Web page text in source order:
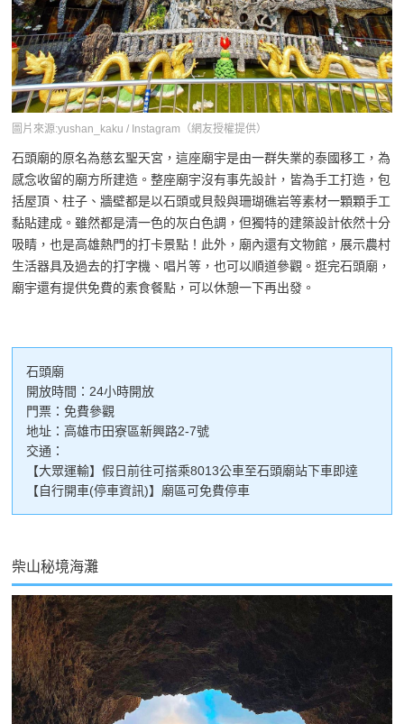
圖片來源:yushan_kaku / Instagram（網友授權提供）
石頭廟的原名為慈玄聖天宮，這座廟宇是由一群失業的泰國移工，為
感念收留的廟方所建造。整座廟宇沒有事先設計，皆為手工打造，包
括屋頂、柱子、牆壁都是以石頭或貝殼與珊瑚礁岩等素材一顆顆手工
黏貼建成。雖然都是清一色的灰白色調，但獨特的建築設計依然十分
吸睛，也是高雄熱門的打卡景點！此外，廟內還有文物館，展示農村
生活器具及過去的打字機、唱片等，也可以順道參觀。逛完石頭廟，
廟宇還有提供免費的素食餐點，可以休憩一下再出發。
石頭廟
開放時間：24小時開放
門票：免費參觀
地址：高雄市田寮區新興路2-7號
交通：
【大眾運輸】假日前往可搭乘8013公車至石頭廟站下車即達
【自行開車(停車資訊)】廟區可免費停車
柴山秘境海灘